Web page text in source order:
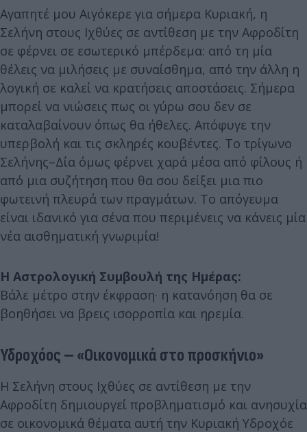
Αγαπητέ μου Αιγόκερε για σήμερα Κυριακή, η
Σελήνη στους Ιχθύες σε αντίθεση με την Αφροδίτη
σε φέρνει σε εσωτερικό μπέρδεμα: από τη μία
θέλεις να μιλήσεις με συναίσθημα, από την άλλη η
λογική σε καλεί να κρατήσεις αποστάσεις. Σήμερα
μπορεί να νιώσεις πως οι γύρω σου δεν σε
καταλαβαίνουν όπως θα ήθελες. Απόφυγε την
υπερβολή και τις σκληρές κουβέντες. Το τρίγωνο
Σελήνης–Δία όμως φέρνει χαρά μέσα από φίλους ή
από μια συζήτηση που θα σου δείξει μια πιο
φωτεινή πλευρά των πραγμάτων. Το απόγευμα
είναι ιδανικό για σένα που περιμένεις να κάνεις μία
νέα αισθηματική γνωριμία!
Η Αστρολογική Συμβουλή της Ημέρας:
Βάλε μέτρο στην έκφραση· η κατανόηση θα σε
βοηθήσει να βρεις ισορροπία και ηρεμία.
Υδροχόος – «Οικονομικά στο προσκήνιο»
Η Σελήνη στους Ιχθύες σε αντίθεση με την
Αφροδίτη δημιουργεί προβληματισμό και ανησυχία
σε οικονομικά θέματα αυτή την Κυριακή Υδροχόε